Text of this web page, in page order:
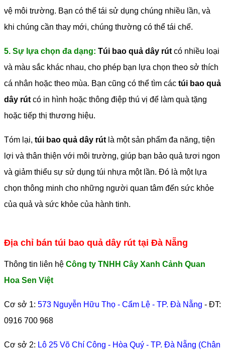
vệ môi trường. Bạn có thể tái sử dụng chúng nhiều lần, và
khi chúng cần thay mới, chúng thường có thể tái chế.
5. Sự lựa chọn đa dạng: Túi bao quả dây rút có nhiều loại
và màu sắc khác nhau, cho phép bạn lựa chọn theo sở thích
cá nhân hoặc theo mùa. Bạn cũng có thể tìm các túi bao quả
dây rút có in hình hoặc thông điệp thú vị để làm quà tặng
hoặc tiếp thị thương hiệu.
Tóm lại, túi bao quả dây rút là một sản phẩm đa năng, tiện
lợi và thân thiện với môi trường, giúp bạn bảo quả tươi ngon
và giảm thiểu sự sử dụng túi nhựa một lần. Đó là một lựa
chọn thông minh cho những người quan tâm đến sức khỏe
của quả và sức khỏe của hành tinh.
Địa chỉ bán túi bao quả dây rút tại Đà Nẵng
Thông tin liên hệ Công ty TNHH Cây Xanh Cảnh Quan
Hoa Sen Việt
Cơ sở 1: 573 Nguyễn Hữu Thọ - Cẩm Lệ - TP. Đà Nẵng - ĐT:
0916 700 968
Cơ sở 2: Lô 25 Võ Chí Công - Hòa Quý - TP. Đà Nẵng (Chân